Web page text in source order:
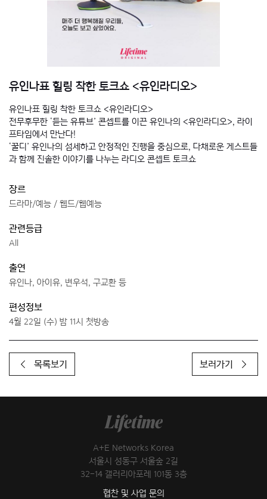
유인나표 힐링 착한 토크쇼 <유인라디오>
유인나표 힐링 착한 토크쇼 <유인라디오>
전무후무한 ‘듣는 유튜브’ 콘셉트를 이끈 유인나의 <유인라디오>, 라이
프타임에서 만난다!
‘꿀디’ 유인나의 섬세하고 안정적인 진행을 중심으로, 다채로운 게스트들
과 함께 진솔한 이야기를 나누는 라디오 콘셉트 토크쇼
장르
드라마/예능 / 웹드/웹예능
관련등급
All
출연
유인나, 아이유, 변우석, 구교환 등
편성정보
4월 22일 (수) 밤 11시 첫방송
목록보기 보러가기
A+E Networks Korea
서울시 성동구 서울숲 2길
32-14 갤러리아포레 101동 3층
협찬 및 사업 문의